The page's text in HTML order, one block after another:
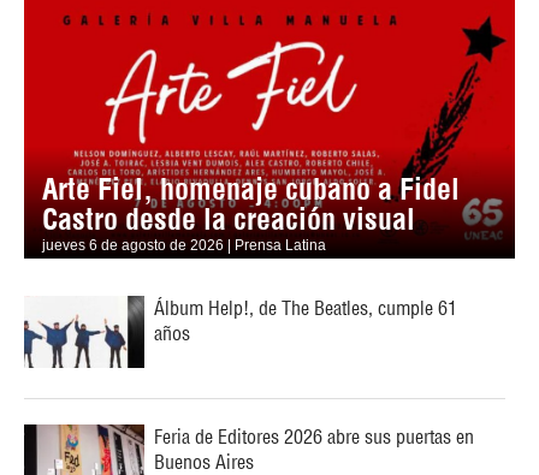
Arte Fiel, homenaje cubano a Fidel
Castro desde la creación visual
jueves 6 de agosto de 2026 | Prensa Latina
Álbum Help!, de The Beatles, cumple 61
años
Feria de Editores 2026 abre sus puertas en
Buenos Aires